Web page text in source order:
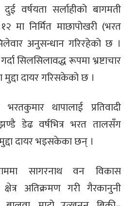
वर्षयता सर्लाहीको बागमती
मा निर्मित माछापोखरी (भरत
अनुसन्धान गरिरहेको छ ।
सिलसिलावद्ध रूपमा भ्रष्टाचार
दायर गरिसकेको छ ।
थापालाई प्रतिवादी
डेढ वर्षभित्र भरत तालसँग
दायर भइसकेका छन् ।
सागरनाथ वन विकास
अतिक्रमण गरी गैरकानुनी